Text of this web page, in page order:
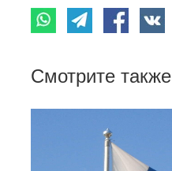
Смотрите также